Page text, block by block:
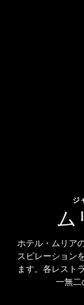
ジ
ム
ホテル・ムリア
スピレーション
ます。各レスト
一無二